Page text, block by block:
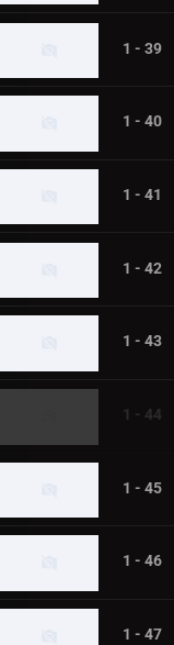
1 - 39
1 - 40
1 - 41
1 - 42
1 - 43
1 - 44
1 - 45
1 - 46
1 - 47